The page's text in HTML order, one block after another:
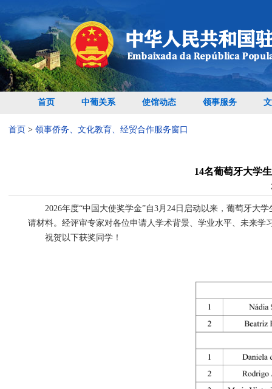
首页 中葡关系 使馆动态 领事服务
首页 > 领事侨务、文化教育、经贸合作服务窗口
14名葡萄牙大学
2026年度“中国大使奖学金”自3月24日启动以来，葡萄牙大
请材料。经评审专家对各位申请人学术背景、学业水平、未来学
祝贺以下获奖同学！